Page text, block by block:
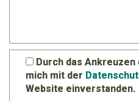
Durch das
mich mit der
Website einverstanden.